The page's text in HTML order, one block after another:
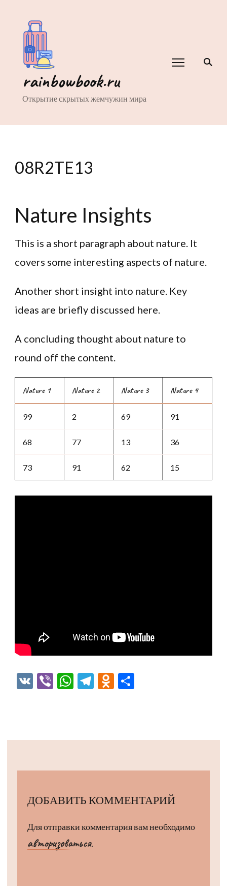
rainbowbook.ru
Открытие скрытых жемчужин мира
08R2TE13
Nature Insights
This is a short paragraph about nature. It
covers some interesting aspects of nature.
Another short insight into nature. Key
ideas are briefly discussed here.
A concluding thought about nature to
round off the content.
Nature 1 Nature 2 Nature 3 Nature 4
99 2 69 91
68 77 13 36
73 91 62 15
VK ViberWhatsApp
Telegram
Odnoklassniki
ДОБАВИТЬ КОММЕНТАРИЙ
Для отправки комментария вам необходимо
авторизоваться.